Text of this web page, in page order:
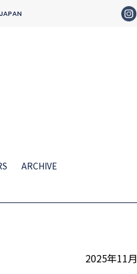
ARCHIVE
2025年11月
NEWS